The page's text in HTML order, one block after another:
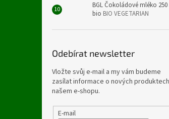
BGL Čokoládové mléko
bio BIO VEGETARIAN
Odebírat newsletter
Vložte svůj e-mail a my vám budeme
zasílat informace o nových
našem e-shopu.
E-mail